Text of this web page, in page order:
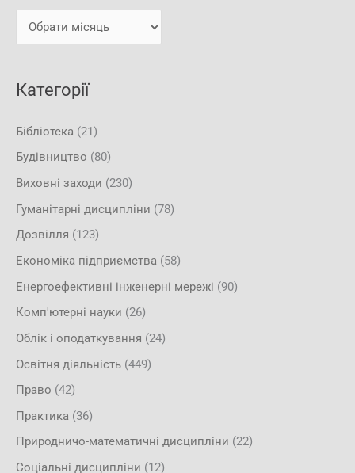
т
Категорії
Бібліотека (21)
Будівництво (80)
Виховні заходи (230)
Гуманітарні дисципліни (78)
Дозвілля (123)
Економіка підприємства (58)
Енергоефективні інженерні мережі (90)
Комп'ютерні науки (26)
Облік і оподаткування (24)
Освітня діяльність (449)
Право (42)
Практика (36)
Природничо-математичні дисципліни (22)
Соціальні дисципліни (12)